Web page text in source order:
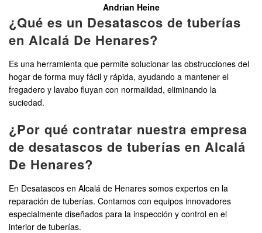
Andrian Heine
¿Qué es un Desatascos de tuberías
en Alcalá De Henares?
Es una herramienta que permite solucionar las obstrucciones del
hogar de forma muy fácil y rápida, ayudando a mantener el
fregadero y lavabo fluyan con normalidad, eliminando la
suciedad.
¿Por qué contratar nuestra empresa
de desatascos de tuberías en Alcalá
De Henares?
En Desatascos en Alcalá de Henares somos expertos en la
reparación de tuberías. Contamos con equipos innovadores
especialmente diseñados para la inspección y control en el
interior de tuberías.